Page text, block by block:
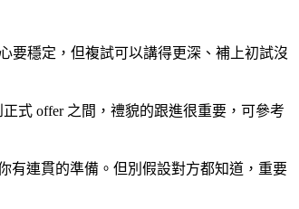
要穩定，但複試可以講得更深、補上初試沒
式 offer 之間，禮貌的跟進很重要，可參考
有連貫的準備。但別假設對方都知道，重要